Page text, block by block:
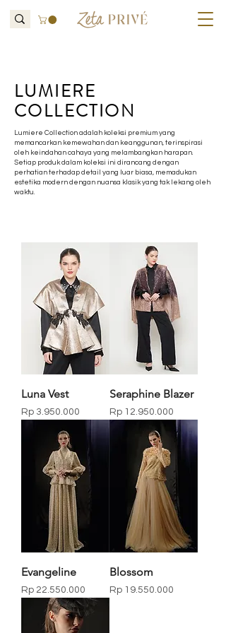
LUMIERE
COLLECTION
Lumiere Collection adalah koleksi premium yang
memancarkan kemewahan dan keanggunan, terinspirasi
oleh keindahan cahaya yang melambangkan harapan.
Setiap produk dalam koleksi ini dirancang dengan
perhatian terhadap detail yang luar biasa, memadukan
estetika modern dengan nuansa klasik yang tak lekang oleh
waktu.​
Luna Vest
Price
Rp 3.950.000
Seraphine Blazer
Price
Rp 12.950.000
Evangeline
Price
Rp 22.550.000
Blossom
Price
Rp 19.550.000